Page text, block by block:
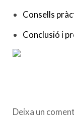
Consells
Conclusió i
Deixa un